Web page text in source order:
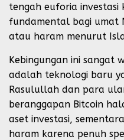
tengah euforia
fundamental bagi umat
atau haram menurut
Kebingungan ini sangat
adalah teknologi baru
Rasulullah dan para
beranggapan Bitcoin
aset investasi,
haram karena penuh